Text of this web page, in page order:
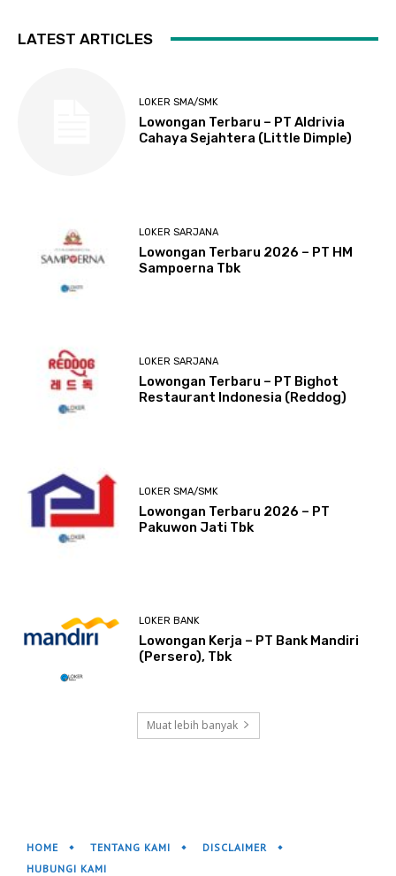
LATEST ARTICLES
LOKER SMA/SMK
Lowongan Terbaru – PT Aldrivia
Cahaya Sejahtera (Little Dimple)
LOKER SARJANA
Lowongan Terbaru 2026 – PT HM
Sampoerna Tbk
LOKER SARJANA
Lowongan Terbaru – PT Bighot
Restaurant Indonesia (Reddog)
LOKER SMA/SMK
Lowongan Terbaru 2026 – PT
Pakuwon Jati Tbk
LOKER BANK
Lowongan Kerja – PT Bank Mandiri
(Persero), Tbk
Muat lebih banyak
HOME TENTANG KAMI
DISCLAIMER
HUBUNGI KAMI